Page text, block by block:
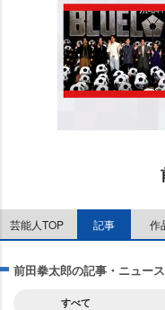
芸能人TOP 記事 作
前田拳太郎の記事・ニュー
すべて